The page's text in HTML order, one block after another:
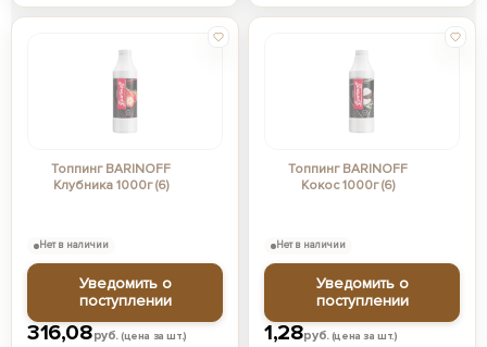
Топпинг BARINOFF
Клубника 1000г (6)
316,08руб.(цена за шт.)
Нет в наличии
Уведомить о
поступлении
Топпинг BARINOFF
Кокос 1000г (6)
1,28руб.(цена за шт.)
Нет в наличии
Уведомить о
поступлении